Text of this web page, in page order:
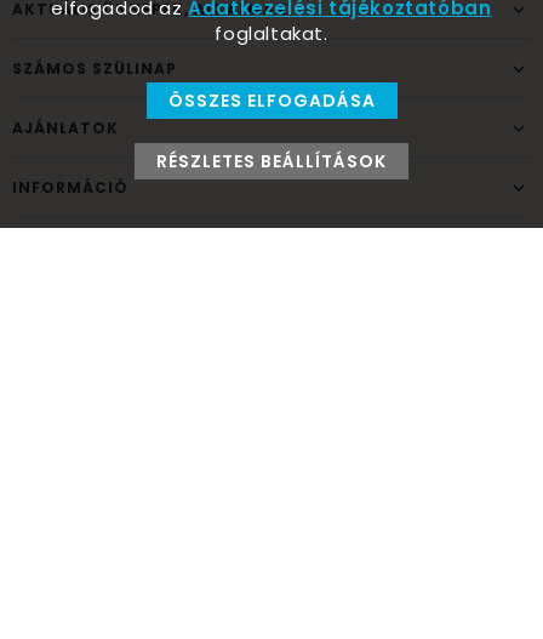
AKTUÁLIS ÜNNEPEK, ALKALMAK
SZÁMOS SZÜLINAP
AJÁNLATOK
INFORMÁCIÓ
elfogadod azAdatkezelési tájékoztatóban
foglaltakat.
ÖSSZES ELFOGADÁSA
RÉSZLETES BEÁLLÍTÁSOK